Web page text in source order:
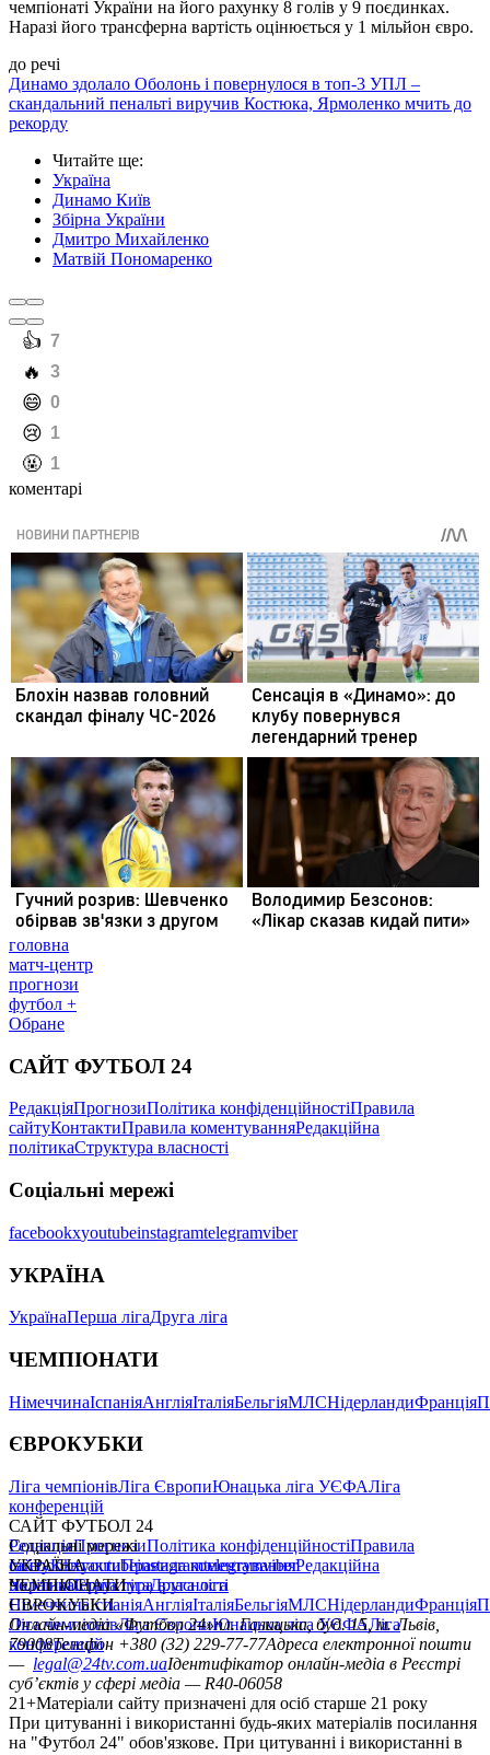
чемпіонаті України на його рахунку 8 голів у 9 поєдинках.
Наразі його трансферна вартість оцінюється у 1 мільйон євро.
до речі
Динамо здолало Оболонь і повернулося в топ-3 УПЛ –
скандальний пенальті виручив Костюка, Ярмоленко мчить до
рекорду
Читайте ще:
Україна
Динамо Київ
Збірна України
Дмитро Михайленко
Матвій Пономаренко
️👍 7
️🔥 3
️😄 0
️😢 1
️🤬 1
коментарі
головна
матч-центр
прогнози
футбол +
Обране
САЙТ ФУТБОЛ 24
РедакціяПрогнозиПолітика конфіденційностіПравила
сайтуКонтактиПравила коментуванняРедакційна
політикаСтруктура власності
Соціальні мережі
facebookxyoutubeinstagramtelegramviber
УКРАЇНА
УкраїнаПерша лігаДруга ліга
ЧЕМПІОНАТИ
НімеччинаІспаніяАнгліяІталіяБельгіяМЛСНідерландиФранція
ЄВРОКУБКИ
Ліга чемпіонівЛіга ЄвропиЮнацька ліга УЄФАЛіга
конференцій
САЙТ ФУТБОЛ 24
РедакціяПрогнозиПолітика конфіденційностіПравила
сайтуКонтактиПравила коментуванняРедакційна
політикаСтруктура власності
Соціальні мережі
facebookxyoutubeinstagramtelegramviber
УКРАЇНА
УкраїнаПерша лігаДруга ліга
ЧЕМПІОНАТИ
НімеччинаІспаніяАнгліяІталіяБельгіяМЛСНідерландиФранція
ЄВРОКУБКИ
Ліга чемпіонівЛіга ЄвропиЮнацька ліга УЄФАЛіга
конференцій
Онлайн-медіа «Футбол 24»пл. Галицька, буд. 15, м. Львів,
79008Телефон +380 (32) 229-77-77Адреса електронної пошти
— legal@24tv.com.uaІдентифікатор онлайн-медіа в Реєстрі
суб’єктів у сфері медіа — R40-06058
21+Матеріали сайту призначені для осіб старше 21 року
При цитуванні і використанні будь-яких матеріалів посилання
на "Футбол 24" обов'язкове. При цитуванні і використанні в